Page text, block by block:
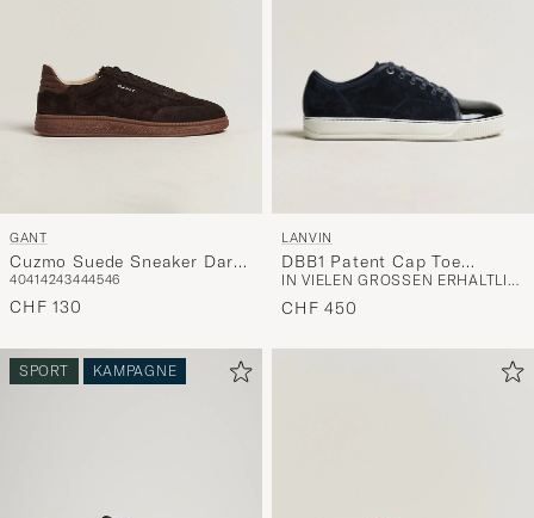
GANT
Cuzmo Suede Sneaker Dark
Brown
40414243444546
CHF 130
LANVIN
DBB1 Patent Cap Toe
Sneaker Navy
IN VIELEN GRÖSSEN ERHÄLTLICH
CHF 450
SPORT KAMPAGNE